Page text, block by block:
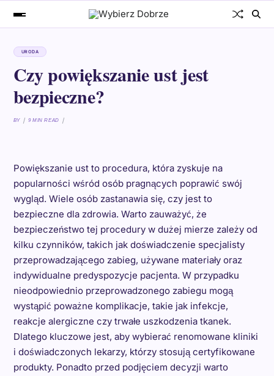
URODA
Czy powiększanie ust jest
bezpieczne?
BY 9 MIN READ
Powiększanie ust to procedura, która zyskuje na
popularności wśród osób pragnących poprawić swój
wygląd. Wiele osób zastanawia się, czy jest to
bezpieczne dla zdrowia. Warto zauważyć, że
bezpieczeństwo tej procedury w dużej mierze zależy od
kilku czynników, takich jak doświadczenie specjalisty
przeprowadzającego zabieg, używane materiały oraz
indywidualne predyspozycje pacjenta. W przypadku
nieodpowiednio przeprowadzonego zabiegu mogą
wystąpić poważne komplikacje, takie jak infekcje,
reakcje alergiczne czy trwałe uszkodzenia tkanek.
Dlatego kluczowe jest, aby wybierać renomowane kliniki
i doświadczonych lekarzy, którzy stosują certyfikowane
produkty. Ponadto przed podjęciem decyzji warto